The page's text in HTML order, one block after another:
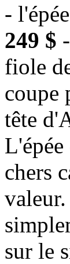
-
249 $
fiole
coupe
tête
chers
sur le